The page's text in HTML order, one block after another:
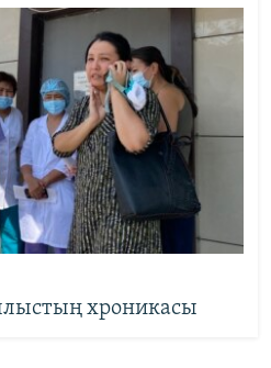
хроникасы